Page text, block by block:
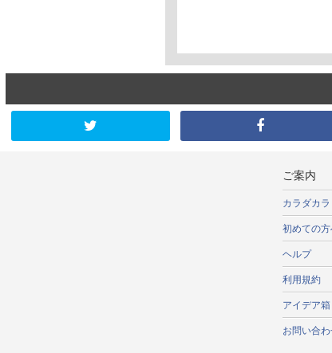
ご案内
カラダカ
初めての
ヘルプ
利用規約
アイデア箱
お問い合